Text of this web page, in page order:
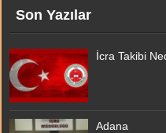
Son Yazılar
İcra Takibi
Adana